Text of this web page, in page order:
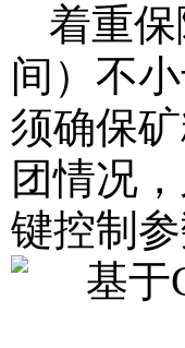
着重
间）不
须确保
团情况
键控制